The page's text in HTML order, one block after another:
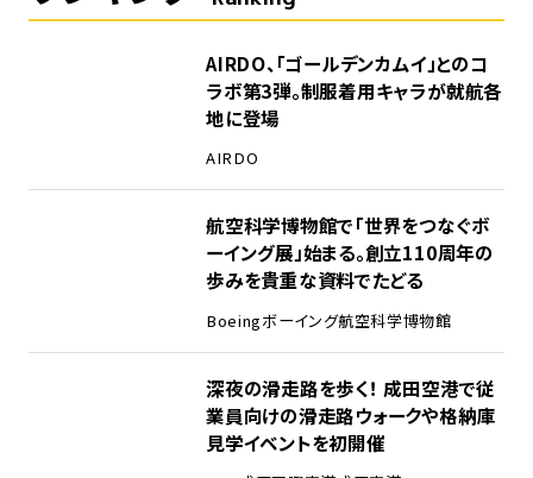
AIRDO、「ゴールデンカムイ」とのコ
ラボ第3弾。制服着用キャラが就航各
地に登場
AIRDO
航空科学博物館で「世界をつなぐボ
ーイング展」始まる。創立110周年の
歩みを貴重な資料でたどる
Boeingボーイング航空科学博物館
深夜の滑走路を歩く！ 成田空港で従
業員向けの滑走路ウォークや格納庫
見学イベントを初開催